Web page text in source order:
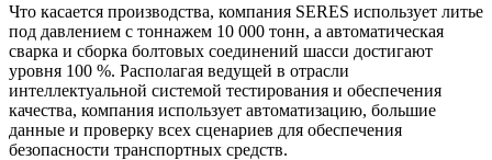
Что касается производства, компания SERES использует литье
под давлением с тоннажем 10 000 тонн, а автоматическая
сварка и сборка болтовых соединений шасси достигают
уровня 100 %. Располагая ведущей в отрасли
интеллектуальной системой тестирования и обеспечения
качества, компания использует автоматизацию, большие
данные и проверку всех сценариев для обеспечения
безопасности транспортных средств.